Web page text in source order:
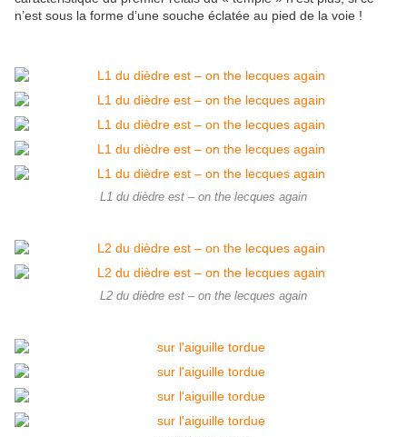
n’est sous la forme d’une souche éclatée au pied de la voie !
L1 du dièdre est – on the lecques again
L2 du dièdre est – on the lecques again